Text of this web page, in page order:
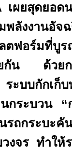
เผยสุดยอด
ลังงานอัจ
ตฟอร์มที่บู
ยกัน ด้วยก
ะบบกักเก็
กระบวน“
รถกระบะคั
งจร ทำให้